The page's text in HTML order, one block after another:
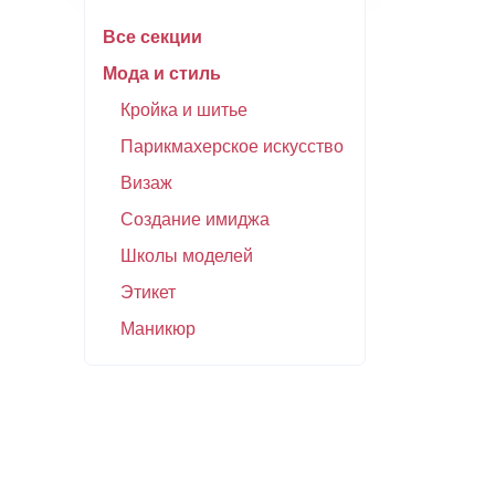
Все секции
Мода и стиль
Кройка и шитье
Парикмахерское искусство
Визаж
Создание имиджа
Школы моделей
Этикет
Маникюр